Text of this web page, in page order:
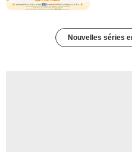
Nouvelles séries